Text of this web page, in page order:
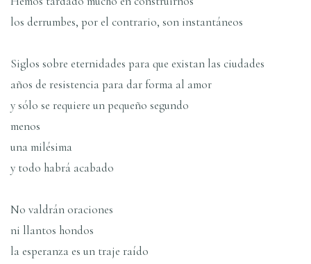
los derrumbes, por el contrario, son instantáneos
Siglos sobre eternidades para que existan las ciudades
años de resistencia para dar forma al amor
y sólo se requiere un pequeño segundo
menos
una milésima
y todo habrá acabado
No valdrán oraciones
ni llantos hondos
la esperanza es un traje raí­do